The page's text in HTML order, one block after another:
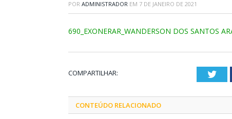
POR ADMINISTRADOR EM 7 DE JANEIRO DE 2021
690_EXONERAR_WANDERSON DOS SANTOS
COMPARTILHAR:
CONTEÚDO RELACIONADO